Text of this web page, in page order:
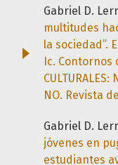
Gabriel D.
multitudes
la sociedad”.
Ic. Contornos
NO. Revista
Gabriel D.
jóvenes en
estudiantes